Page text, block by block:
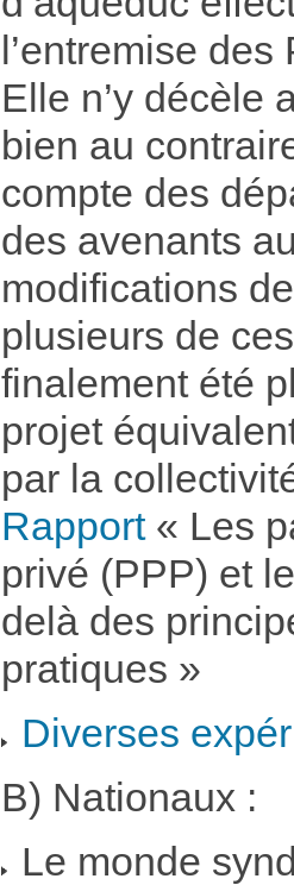
l’entremise des
Elle n’y décèle
bien au
compte des
des avenants
modifications
plusieurs de
finalement été
projet
par la
Rapport« Les
privé (PPP) et
delà des
pratiques »
Diverses
B) Nationaux :
Le monde